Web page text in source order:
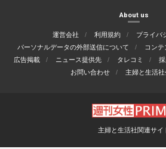
About us
運営会社 利用規約
プライバ
パーソナルデータの外部送信について
コン
広告掲載
ニュース提供先 タレコミ
お問い合わせ
主婦と生活社
主婦と生活社関連サイ